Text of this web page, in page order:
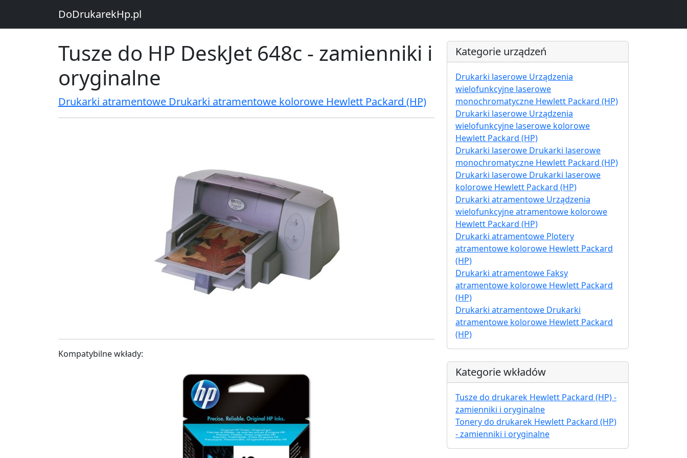
DoDrukarekHp.pl
Tusze do HP DeskJet 648c - zamienniki i
oryginalne
Drukarki atramentowe Drukarki atramentowe kolorowe Hewlett Packard (HP)
Kompatybilne wkłady:
Kategorie urządzeń
Drukarki laserowe Urządzenia
wielofunkcyjne laserowe
monochromatyczne Hewlett Packard (HP)
Drukarki laserowe Urządzenia
wielofunkcyjne laserowe kolorowe
Hewlett Packard (HP)
Drukarki laserowe Drukarki laserowe
monochromatyczne Hewlett Packard (HP)
Drukarki laserowe Drukarki laserowe
kolorowe Hewlett Packard (HP)
Drukarki atramentowe Urządzenia
wielofunkcyjne atramentowe kolorowe
Hewlett Packard (HP)
Drukarki atramentowe Plotery
atramentowe kolorowe Hewlett Packard
(HP)
Drukarki atramentowe Faksy
atramentowe kolorowe Hewlett Packard
(HP)
Drukarki atramentowe Drukarki
atramentowe kolorowe Hewlett Packard
(HP)
Kategorie wkładów
Tusze do drukarek Hewlett Packard (HP) -
zamienniki i oryginalne
Tonery do drukarek Hewlett Packard (HP)
- zamienniki i oryginalne